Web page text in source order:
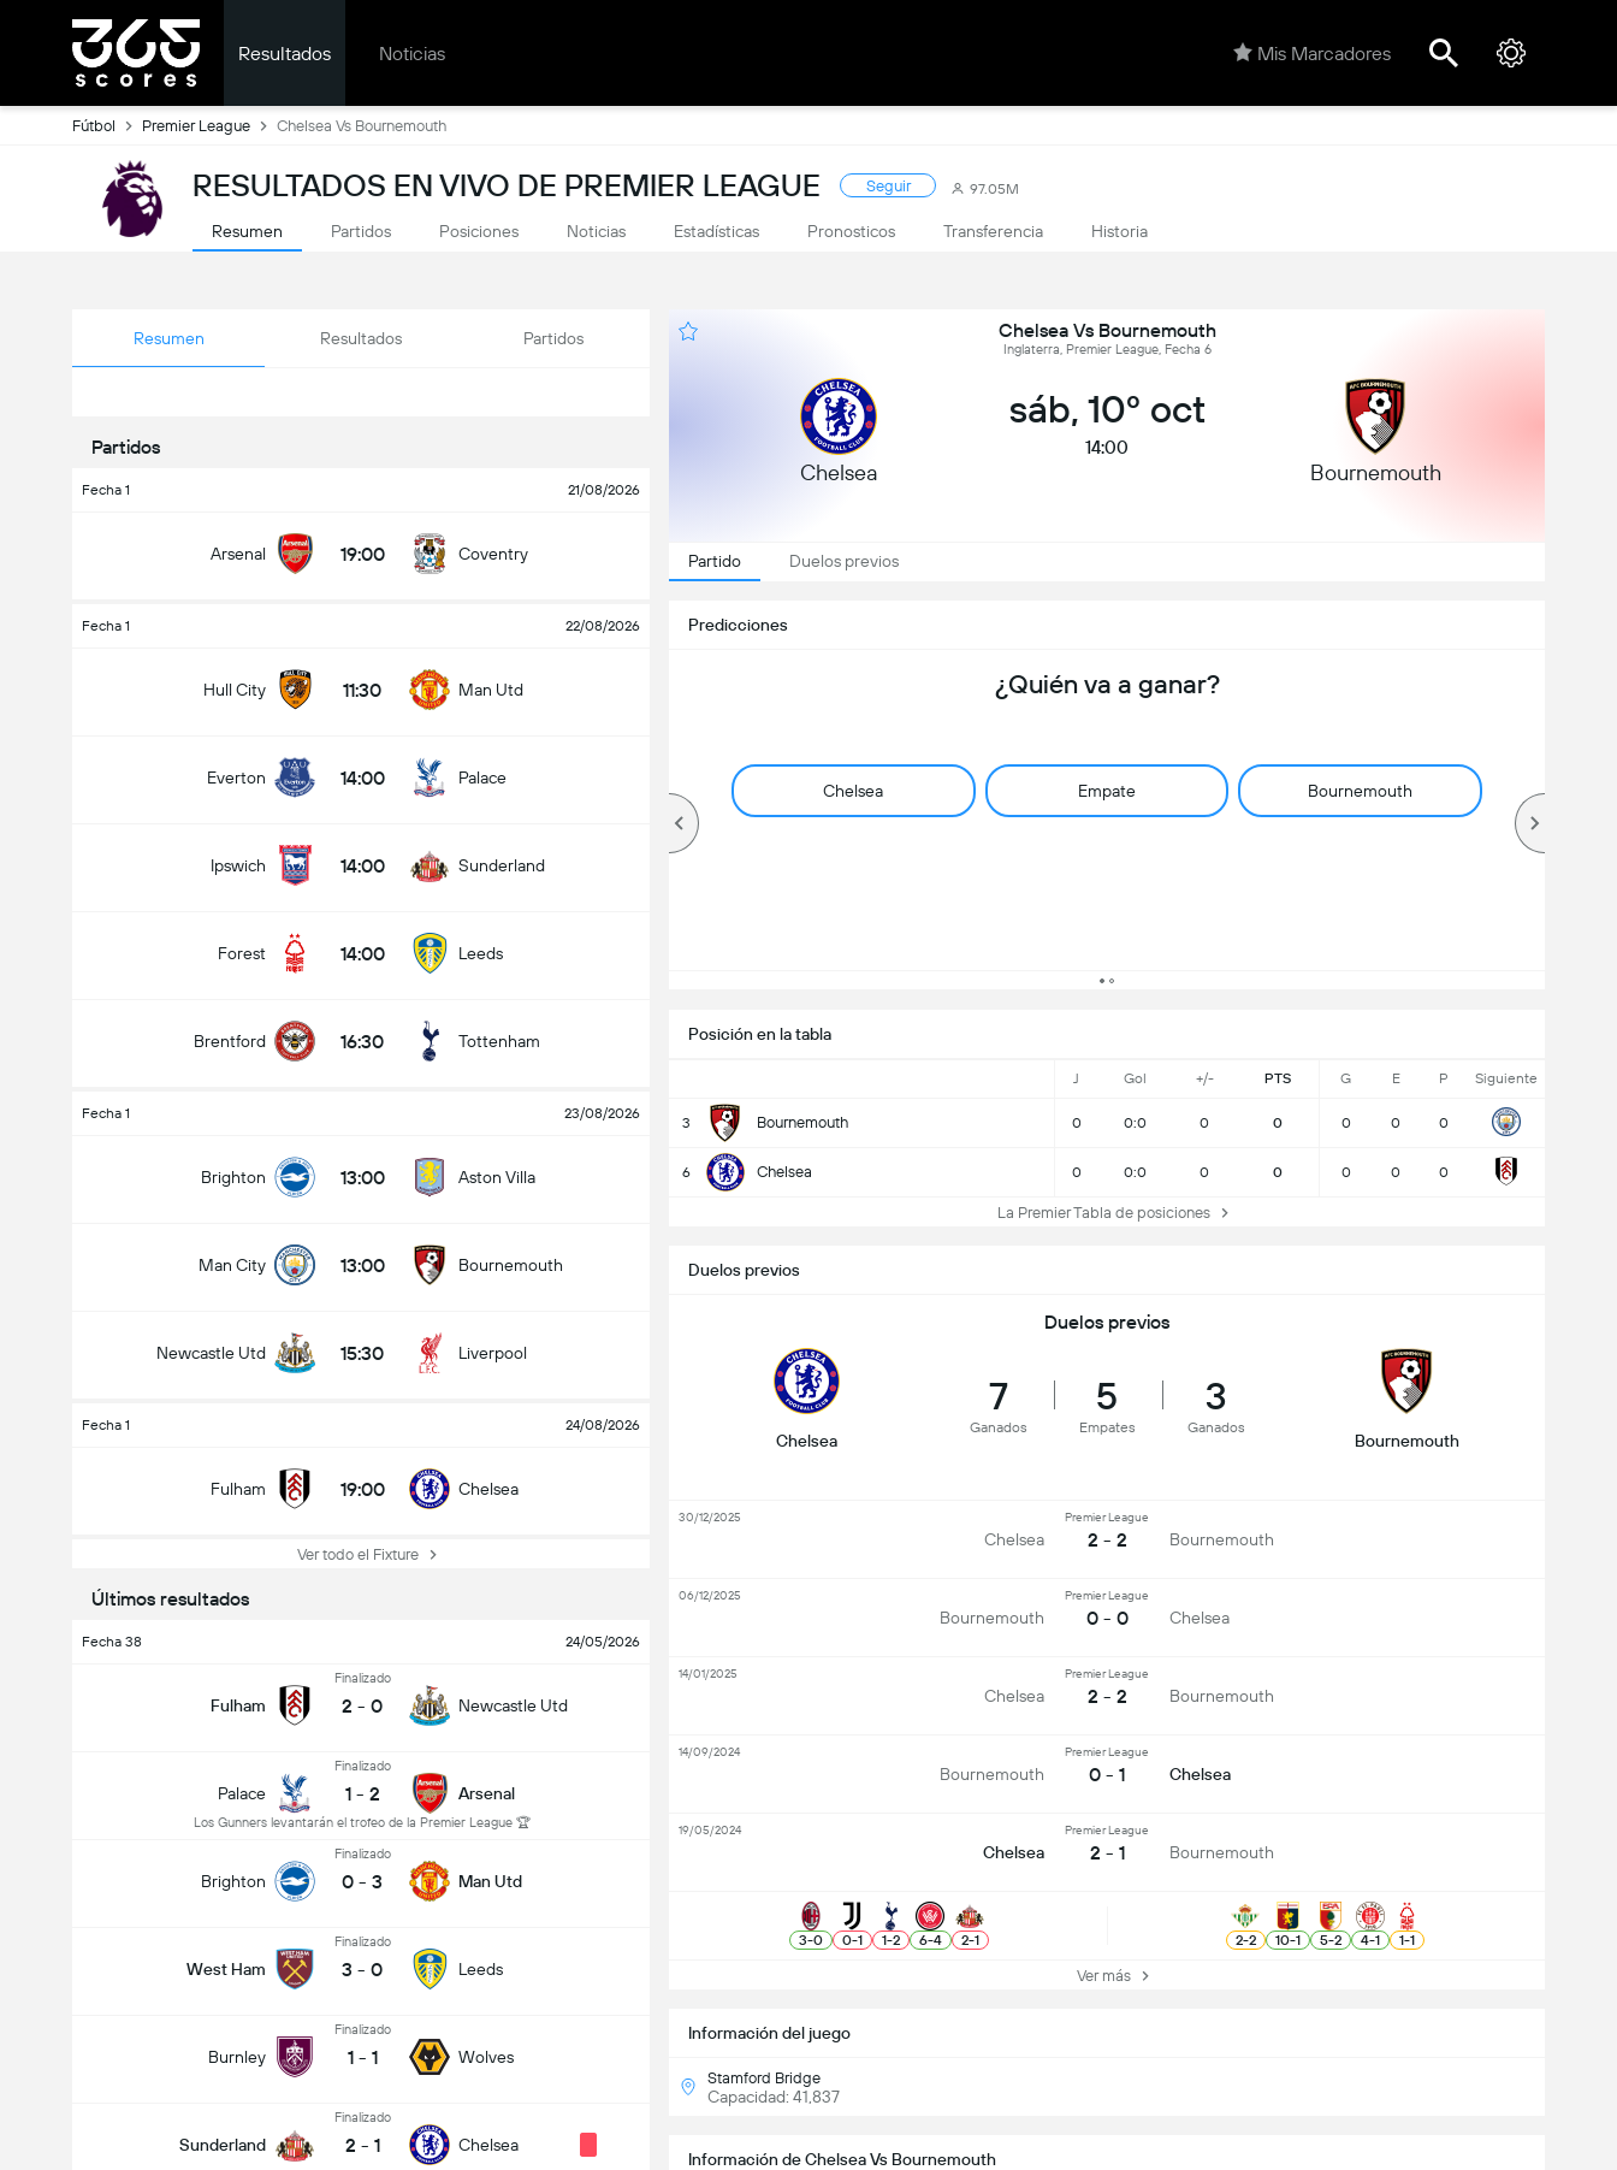
Resultados Noticias Mis Marcadores
Fútbol Premier League Chelsea Vs Bournemouth
RESULTADOS EN VIVO DE PREMIER LEAGUE Seguir 97.05M
Resumen Partidos Posiciones Noticias Estadísticas Pronosticos Transferencia Historia
Resumen Resultados Partidos
Partidos
Fecha 1 21/08/2026
Arsenal 19:00 Coventry
Fecha 1 22/08/2026
Hull City 11:30 Man Utd
Everton 14:00 Palace
Ipswich 14:00 Sunderland
Forest 14:00 Leeds
Brentford 16:30 Tottenham
Fecha 1 23/08/2026
Brighton 13:00 Aston Villa
Man City 13:00 Bournemouth
Newcastle Utd 15:30 Liverpool
Fecha 1 24/08/2026
Fulham 19:00 Chelsea
Ver todo el Fixture
Últimos resultados
Fecha 38 24/05/2026
Fulham
Finalizado
2 - 0 Newcastle Utd
Palace
Finalizado
1 - 2
Los Gunners levantarán el trofeo de la Premier League 🏆
Arsenal
Brighton
Finalizado
0 - 3 Man Utd
West Ham
Finalizado
3 - 0 Leeds
Burnley
Finalizado
1 - 1 Wolves
Sunderland
Finalizado
2 - 1 Chelsea
Chelsea Vs Bournemouth
Inglaterra, Premier League, Fecha 6
Chelsea
sáb, 10º oct
14:00
Bournemouth
Partido Duelos previos
Predicciones
¿Quién va a ganar?
Chelsea Empate Bournemouth
Goles en el partido (2.5)
Más de
Posición en la tabla
J Gol +/- PTS G E P Siguiente
3 Bournemouth 0 0:0 0 0 0 0 0
6 Chelsea 0 0:0 0 0 0 0 0
La Premier Tabla de posiciones
Información del juego
Stamford Bridge
Capacidad: 41,837
Duelos previos
Duelos previos
Chelsea
7
Ganados
5
Empates
3
Ganados
Bournemouth
Chelsea
Premier League
2 - 2 Bournemouth
30/12/2025
Bournemouth
Premier League
0 - 0 Chelsea
06/12/2025
Chelsea
Premier League
2 - 2 Bournemouth
14/01/2025
Bournemouth
Premier League
0 - 1 Chelsea
14/09/2024
Chelsea
Premier League
2 - 1 Bournemouth
19/05/2024
3-0 0-1 1-2 6-4 2-1 2-2 10-1 5-2 4-1 1-1
Ver más
Información de Chelsea Vs Bournemouth